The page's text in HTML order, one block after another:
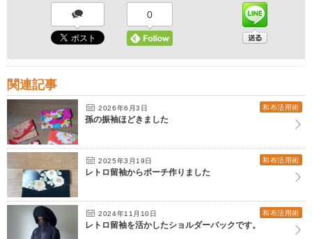
0
関連記事
2026年6月3日 和布活用術
孫の振袖ほどきました
2025年3月19日 和布活用術
レトロ留袖からポーチ作りました
2024年11月10日 和布活用術
レトロ留袖を活かしたショルダーバックです。